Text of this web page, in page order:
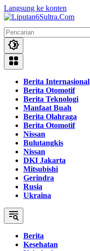
Langsung ke konten
Berita Internasional
Berita Otomotif
Berita Teknologi
Manfaat Buah
Berita Olahraga
Berita Otomotif
Nissan
Bulutangkis
Nissan
DKI Jakarta
Mitsubishi
Gerindra
Rusia
Ukraina
Berita
Kesehatan